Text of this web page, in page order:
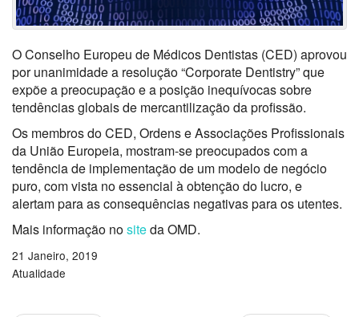
O Conselho Europeu de Médicos Dentistas (CED) aprovou
por unanimidade a resolução “Corporate Dentistry” que
expõe a preocupação e a posição inequívocas sobre
tendências globais de mercantilização da profissão.
Os membros do CED, Ordens e Associações Profissionais
da União Europeia, mostram-se preocupados com a
tendência de implementação de um modelo de negócio
puro, com vista no essencial à obtenção do lucro, e
alertam para as consequências negativas para os utentes.
Mais informação nositeda OMD.
21 Janeiro, 2019
Atualidade